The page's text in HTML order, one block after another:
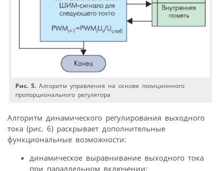
Рис. 5. Алгоритм управления на основе позиционного
пропорционального регулятора
Алгоритм динамического регулирования выходного
тока (рис. 6) раскрывает дополнительные
функциональные возможности:
динамическое выравнивание выходного тока
при параллельном включении;